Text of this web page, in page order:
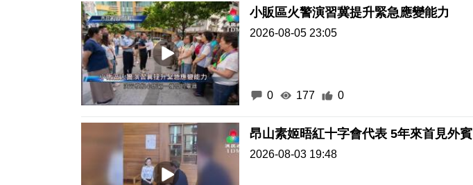
小販區火警演習冀提升緊急應變能力
2026-08-05 23:05
0 177 0
昂山素姬晤紅十字會代表 5年來首見外賓
2026-08-03 19:48